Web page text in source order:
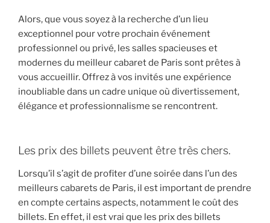
Alors, que vous soyez à la recherche d’un lieu
exceptionnel pour votre prochain événement
professionnel ou privé, les salles spacieuses et
modernes du meilleur cabaret de Paris sont prêtes à
vous accueillir. Offrez à vos invités une expérience
inoubliable dans un cadre unique où divertissement,
élégance et professionnalisme se rencontrent.
Les prix des billets peuvent être très chers.
Lorsqu’il s’agit de profiter d’une soirée dans l’un des
meilleurs cabarets de Paris, il est important de prendre
en compte certains aspects, notamment le coût des
billets. En effet, il est vrai que les prix des billets